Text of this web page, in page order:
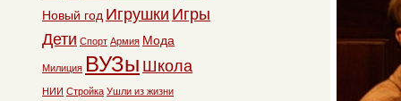
Новый год Игрушки Игры
Дети Спорт Армия Мода
Милиция ВУЗы Школа
НИИ Стройка Ушли из жизни